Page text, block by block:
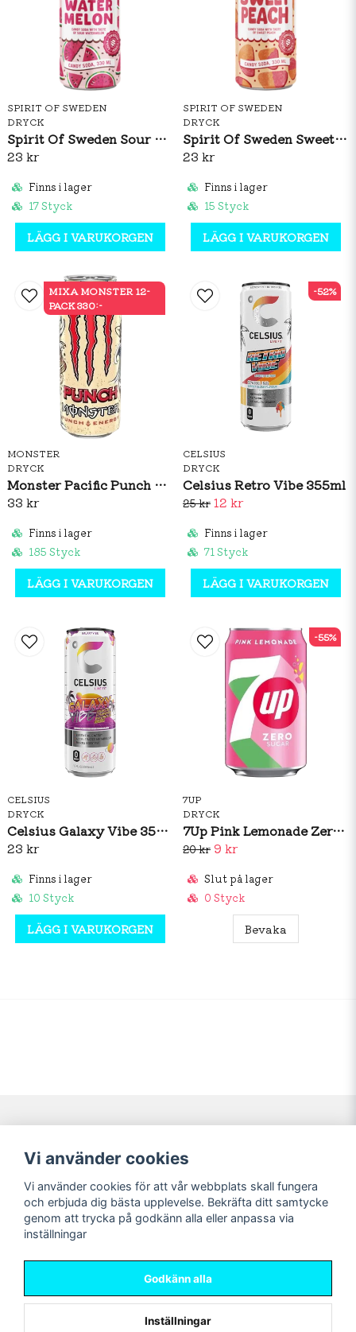
SPIRIT OF SWEDEN
DRYCK
Spirit Of Sweden Sour Watermelon 330ml
23 kr
Finns i lager
17 Styck
LÄGG I VARUKORGEN
SPIRIT OF SWEDEN
DRYCK
Spirit Of Sweden Sweet Peach 330ml
23 kr
Finns i lager
15 Styck
LÄGG I VARUKORGEN
MONSTER
DRYCK
Monster Pacific Punch 500ml
33 kr
Finns i lager
185 Styck
LÄGG I VARUKORGEN
MIXA MONSTER 12-
PACK 330:-
CELSIUS
DRYCK
Celsius Retro Vibe 355ml
25 kr 12 kr
Finns i lager
71 Styck
LÄGG I VARUKORGEN
-52%
CELSIUS
DRYCK
Celsius Galaxy Vibe 355ml
23 kr
Finns i lager
10 Styck
LÄGG I VARUKORGEN
7UP
DRYCK
7Up Pink Lemonade Zero 330ml (BF: 02/2026)
20 kr 9 kr
Slut på lager
0 Styck
Bevaka
-55%
Navigering
Nyheter!
Förbeställning
Mitt konto
Logga in
Registrera dig
Glömt lösenord?
Sociala medier
Vi använder cookies
Vi använder cookies för att vår webbplats skall fungera
och erbjuda dig bästa upplevelse. Bekräfta ditt samtycke
genom att trycka på godkänn alla eller anpassa via
inställningar
Godkänn alla
Inställningar